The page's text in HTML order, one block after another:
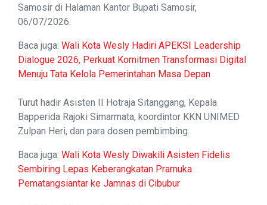
Samosir di Halaman Kantor Bupati Samosir,
06/07/2026.
Baca juga: Wali Kota Wesly Hadiri APEKSI Leadership
Dialogue 2026, Perkuat Komitmen Transformasi Digital
Menuju Tata Kelola Pemerintahan Masa Depan
Turut hadir Asisten II Hotraja Sitanggang, Kepala
Bapperida Rajoki Simarmata, koordintor KKN UNIMED
Zulpan Heri, dan para dosen pembimbing.
Baca juga: Wali Kota Wesly Diwakili Asisten Fidelis
Sembiring Lepas Keberangkatan Pramuka
Pematangsiantar ke Jamnas di Cibubur